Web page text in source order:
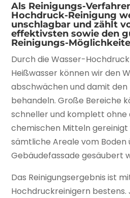
Als Reinigungs-
Hochdruck-Reinigung
unschlagbar und zählt
effektivsten sowie den
Reinigungs-
Durch die Wasser-
Heißwasser können wir den
abschwächen und damit
behandeln. Große Bereiche
schneller und komplett ohne
chemischen Mitteln gereinigt
sämtliche Areale vom
Gebäudefassade gesäubert
Das Reinigungsergebnis ist
Hochdruckreinigern bestens.